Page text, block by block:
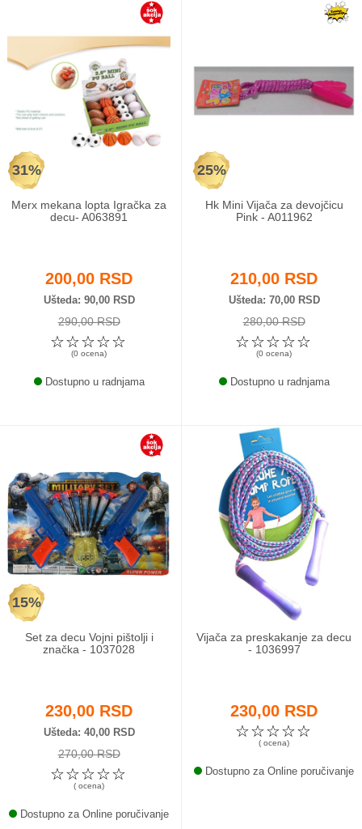
31%
Merx mekana lopta Igračka za
decu- A063891
200,00 RSD
Ušteda 90,00 RSD
290,00 RSD
☆
☆
☆
☆
☆
(0 ocena)
Dostupno u radnjama
25%
Hk Mini Vijača za devojčicu
Pink - A011962
210,00 RSD
Ušteda 70,00 RSD
280,00 RSD
☆
☆
☆
☆
☆
(0 ocena)
Dostupno u radnjama
15%
Set za decu Vojni pištolji i
značka - 1037028
230,00 RSD
Ušteda 40,00 RSD
270,00 RSD
☆
☆
☆
☆
☆
( ocena)
Dostupno za Online poručivanje
Vijača za preskakanje za decu
- 1036997
230,00 RSD
☆
☆
☆
☆
☆
( ocena)
Dostupno za Online poručivanje